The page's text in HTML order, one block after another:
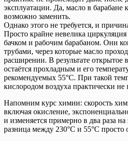
эксплуатации. Да, масло в барабане
возможно заменить.
Однако этого не требуется, и
Просто крайне невелика
бачком и рабочим барабаном. Они
трубами, через которые масло
расширении. В результате открытое
остаётся прохладным и его
рекомендуемых 55°С. При такой
кислородом воздуха практически не
Напомним курс химии: скорость
включая окисление,
и изменяется примерно в два раза
разница между 230°С и 55°С просто